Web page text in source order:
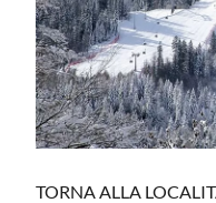
TORNA ALLA